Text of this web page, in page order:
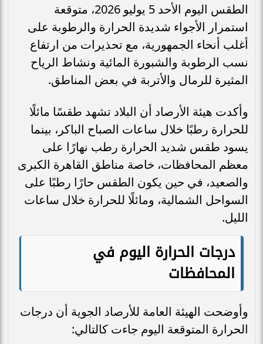
الطقس اليوم الأحد 5 يوليو 2026، متوقعة
استمرار الأجواء شديدة الحرارة والرطوبة على
أغلب أنحاء الجمهورية، مع تحذيرات من ارتفاع
نسب الرطوبة والشبورة المائية ونشاط الرياح
المثيرة للرمال والأتربة في بعض المناطق.
وأكدت هيئة الأرصاد أن البلاد تشهد طقسًا مائلًا
للحرارة رطبًا خلال ساعات الصباح الباكر، بينما
يسود طقس شديد الحرارة رطب نهارًا على
معظم المحافظات، خاصة مناطق القاهرة الكبرى
والصعيد، في حين يكون الطقس حارًا رطبًا على
السواحل الشمالية، ومائلًا للحرارة خلال ساعات
الليل.
درجات الحرارة اليوم في
المحافظات
وأوضحت الهيئة العامة للأرصاد الجوية أن درجات
الحرارة المتوقعة اليوم جاءت كالتالي: